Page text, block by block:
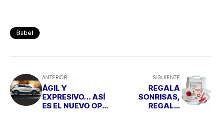
Babel
ANTERIOR
ÁGIL Y
EXPRESIVO... ASÍ
ES EL NUEVO OPEL
SIGUIENTE
REGALA
SONRISAS,
REGALA